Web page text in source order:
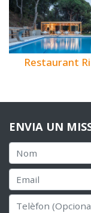
Restaurant
ENVIA UN